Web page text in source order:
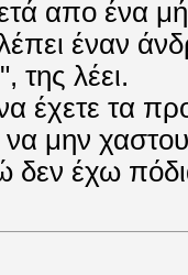
απο ένα
έναν
της λέει.
έχετε τα
μην
δεν έχω